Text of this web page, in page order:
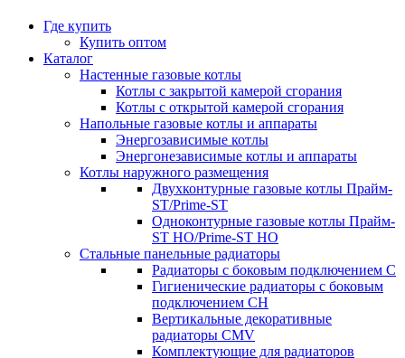
Где купить
Купить оптом
Каталог
Настенные газовые котлы
Котлы с закрытой камерой сгорания
Котлы с открытой камерой сгорания
Напольные газовые котлы и аппараты
Энергозависимые котлы
Энергонезависимые котлы и аппараты
Котлы наружного размещения
Двухконтурные газовые котлы Прайм-
ST/Prime-ST
Одноконтурные газовые котлы Прайм-
ST HO/Prime-ST HO
Стальные панельные радиаторы
Радиаторы c боковым подключением C
Гигиенические радиаторы c боковым
подключением CH
Вертикальные декоративные
радиаторы CMV
Комплектующие для радиаторов